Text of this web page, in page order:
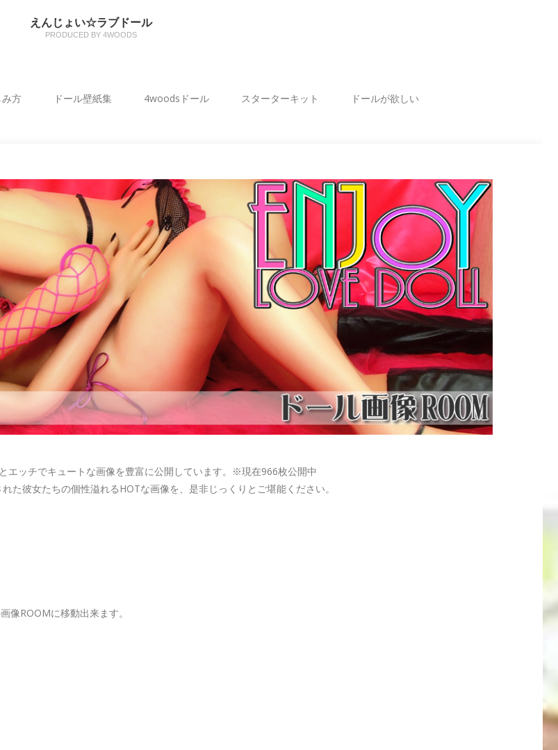
えんじょい☆ラブドール
PRODUCED BY 4WOODS
み方 ドール壁紙集 4woodsドール スターターキット ドールが欲しい
エッチでキュートな画像を豊富に公開しています。※現在966枚公開中
た彼女たちの個性溢れるHOTな画像を、是非じっくりとご堪能ください。
像ROOMに移動出来ます。